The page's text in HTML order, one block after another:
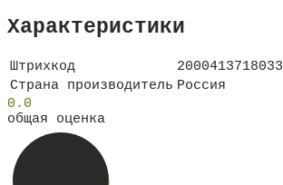
Характеристики
Штрихкод
2000413718033
Страна производитель Россия
0.0
общая оценка